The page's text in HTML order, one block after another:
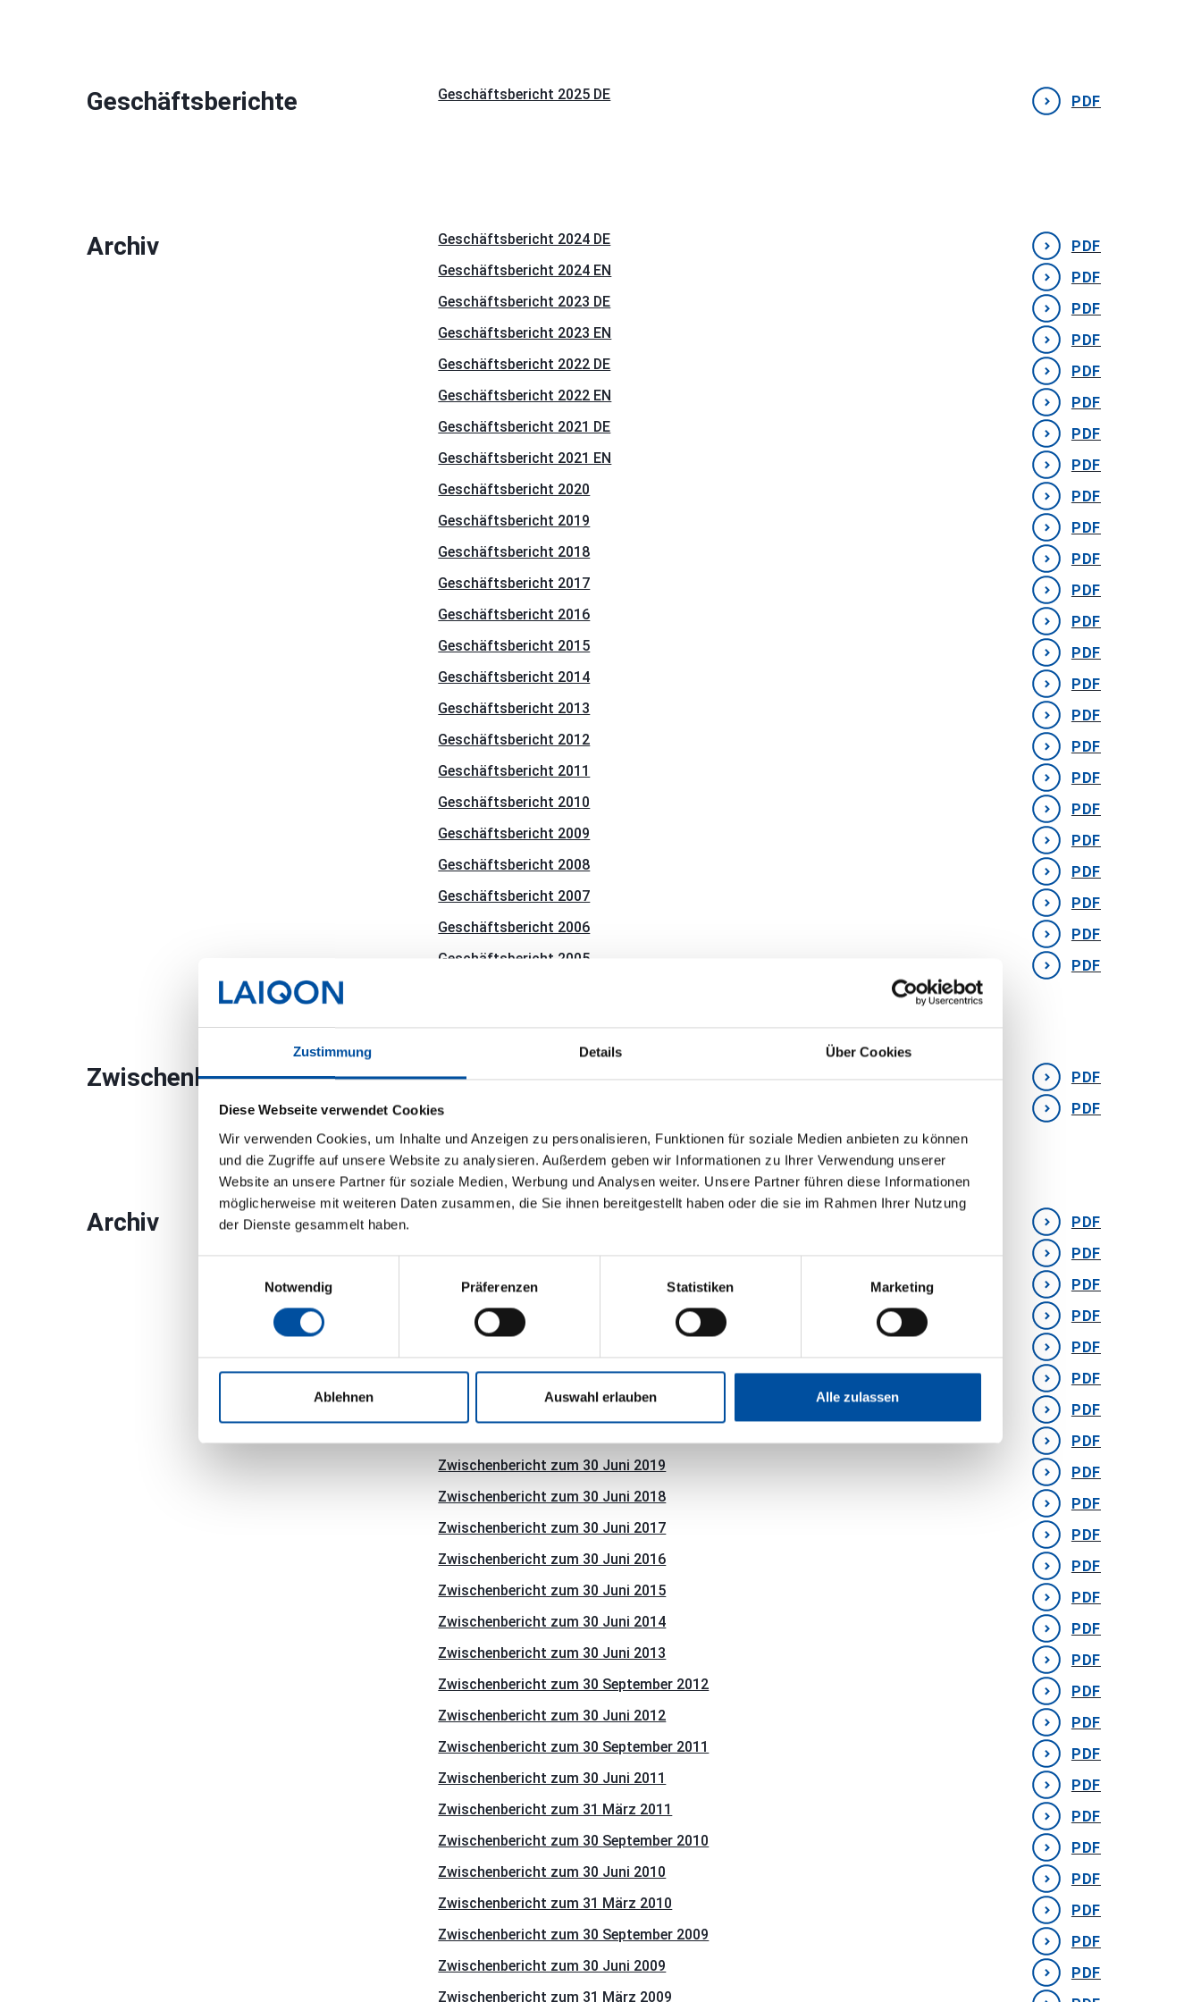
Zustimmung Details Über Cookies
Diese Webseite verwendet Cookies
Wir verwenden Cookies, um Inhalte und Anzeigen zu personalisieren, Funktionen für soziale Medien anbieten zu können
und die Zugriffe auf unsere Website zu analysieren. Außerdem geben wir Informationen zu Ihrer Verwendung unserer
Website an unsere Partner für soziale Medien, Werbung und Analysen weiter. Unsere Partner führen diese Informationen
möglicherweise mit weiteren Daten zusammen, die Sie ihnen bereitgestellt haben oder die sie im Rahmen Ihrer Nutzung
der Dienste gesammelt haben.
Notwendig
Präferenzen Statistiken Marketing
Ablehnen Auswahl erlauben Alle zulassen
Geschäftsberichte Geschäftsbericht 2025 DE PDF
Archiv Geschäftsbericht 2024 DE
PDF
Geschäftsbericht 2024 EN
PDF
Geschäftsbericht 2023 DE
PDF
Geschäftsbericht 2023 EN
PDF
Geschäftsbericht 2022 DE
PDF
Geschäftsbericht 2022 EN
PDF
Geschäftsbericht 2021 DE
PDF
Geschäftsbericht 2021 EN
PDF
Geschäftsbericht 2020
PDF
Geschäftsbericht 2019
PDF
Geschäftsbericht 2018
PDF
Geschäftsbericht 2017
PDF
Geschäftsbericht 2016
PDF
Geschäftsbericht 2015
PDF
Geschäftsbericht 2014
PDF
Geschäftsbericht 2013
PDF
Geschäftsbericht 2012
PDF
Geschäftsbericht 2011
PDF
Geschäftsbericht 2010
PDF
Geschäftsbericht 2009
PDF
Geschäftsbericht 2008
PDF
Geschäftsbericht 2007
PDF
Geschäftsbericht 2006
PDF
Geschäftsbericht 2005
PDF
Zwischenberichte
PDF
PDF
Archiv Zwischenbericht zum 30 Juni 2024 (DE)
PDF
PDF
Zwischenbericht zum 30 Juni 2023 (DE)
PDF
Zwischenbericht zum 30 Juni 2023 (EN)
PDF
Zwischenbericht zum 30 Juni 2022 (DE)
PDF
Zwischenbericht zum 30 Juni 2022 (EN)
PDF
Zwischenbericht zum 30 Juni 2021
PDF
PDF
Zwischenbericht zum 30 Juni 2019
PDF
Zwischenbericht zum 30 Juni 2018
PDF
Zwischenbericht zum 30 Juni 2017
PDF
Zwischenbericht zum 30 Juni 2016
PDF
Zwischenbericht zum 30 Juni 2015
PDF
Zwischenbericht zum 30 Juni 2014
PDF
Zwischenbericht zum 30 Juni 2013
PDF
Zwischenbericht zum 30 September 2012
PDF
Zwischenbericht zum 30 Juni 2012
PDF
Zwischenbericht zum 30 September 2011
PDF
Zwischenbericht zum 30 Juni 2011
PDF
Zwischenbericht zum 31 März 2011
PDF
Zwischenbericht zum 30 September 2010
PDF
Zwischenbericht zum 30 Juni 2010
PDF
Zwischenbericht zum 31 März 2010
PDF
Zwischenbericht zum 30 September 2009
PDF
Zwischenbericht zum 30 Juni 2009
PDF
Zwischenbericht zum 31 März 2009